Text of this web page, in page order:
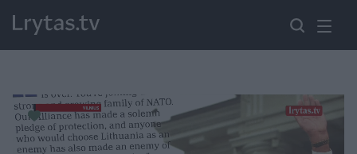
Paremkite Ukrainą